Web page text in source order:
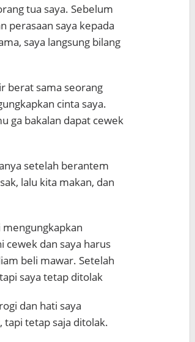
tua saya. Sebelum
perasaan saya kepada
saya langsung bilang
berat sama seorang
cinta saya.
ga bakalan dapat cewek
setelah berantem
lalu kita makan, dan
mengungkapkan
cewek dan saya harus
beli mawar. Setelah
saya tetap ditolak
dan hati saya
tapi tetap saja ditolak.